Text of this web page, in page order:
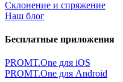
Склонение и спряжение
Наш блог
Бесплатные приложения
PROMT.One для iOS
PROMT.One для Android